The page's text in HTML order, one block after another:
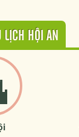
LỊCH HỘI AN